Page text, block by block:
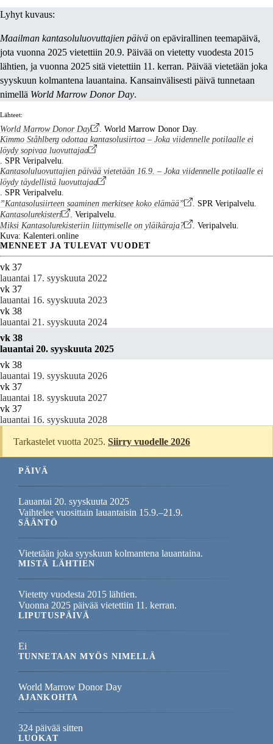
Lyhyt kuvaus:
Maailman kantasoluluovuttajien päivä on epävirallinen teemapäivä,
jota vuonna 2025 vietettiin 20.9. Päivää on vietetty vuodesta 2015
lähtien, ja vuonna 2025 sitä vietettiin 11. kerran. Päivää vietetään joka
syyskuun kolmantena lauantaina. Kansainvälisesti päivä tunnetaan
nimellä World Marrow Donor Day.
Lähteet:
World Marrow Donor Day
. World Marrow Donor Day.
Kimmo Ståhlberg odottaa kantasolusiirtoa – Joka viidennelle potilaalle ei
löydy sopivaa luovuttajaa
. SPR Veripalvelu.
Kantasoluluovuttajien päivää vietetään 16.9. – Joka viidennelle potilaalle ei
löydy täydellistä luovuttajaa
. SPR Veripalvelu.
”Kantasolusiirteen saaminen merkitsee koko elämää”
. SPR Veripalvelu.
Kantasolurekisteri
. Veripalvelu.
Miksi Kantasolurekisteriin liittymiselle on yläikäraja?
. Veripalvelu.
Kuva: Kalenteri.online
MENNEET JA TULEVAT VUODET
vk 37
lauantai 17. syyskuuta 2022
vk 37
lauantai 16. syyskuuta 2023
vk 38
lauantai 21. syyskuuta 2024
vk 38
lauantai 20. syyskuuta 2025
vk 38
lauantai 19. syyskuuta 2026
vk 37
lauantai 18. syyskuuta 2027
vk 37
lauantai 16. syyskuuta 2028
Tarkastelet vuotta 2025.Siirry vuodelle 2026
PÄIVÄ
Lauantai 20. syyskuuta 2025
Vaihtelee vuosittain lauantaisin 15.9.–21.9.
SÄÄNTÖ
Vietetään joka syyskuun kolmantena lauantaina.
MISTÄ LÄHTIEN
Vietetty vuodesta 2015 lähtien.
Vuonna 2025 päivää vietettiin 11. kerran.
LIPUTUSPÄIVÄ
Ei
TUNNETAAN MYÖS NIMELLÄ
World Marrow Donor Day
AJANKOHTA
324 päivää sitten
LUOKAT